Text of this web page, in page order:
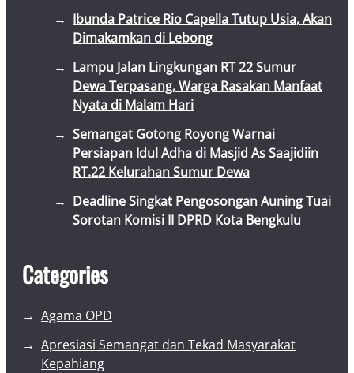
Ibunda Patrice Rio Capella Tutup Usia, Akan
Dimakamkan di Lebong
Lampu Jalan Lingkungan RT 22 Sumur
Dewa Terpasang, Warga Rasakan Manfaat
Nyata di Malam Hari
Semangat Gotong Royong Warnai
Persiapan Idul Adha di Masjid As Saajidiin
RT.22 Kelurahan Sumur Dewa
Deadline Singkat Pengosongan Auning Tuai
Sorotan Komisi II DPRD Kota Bengkulu
Categories
Agama OPD
Apresiasi Semangat dan Tekad Masyarakat
Kepahiang